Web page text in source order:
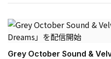
Grey October Sound &